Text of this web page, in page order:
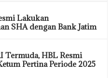
Lakukan
SHA dengan Bank Jatim
Termuda, HBL Resmi
Pertina Periode 2025